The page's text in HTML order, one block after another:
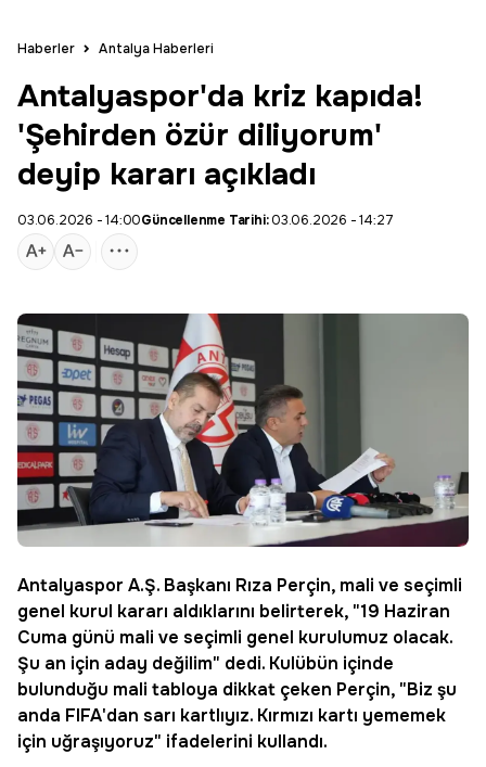
Haberler Antalya Haberleri
Antalyaspor'da kriz kapıda!
'Şehirden özür diliyorum'
deyip kararı açıkladı
03.06.2026 - 14:00Güncellenme Tarihi:03.06.2026 - 14:27
Antalyaspor A.Ş. Başkanı Rıza Perçin, mali ve seçimli
genel kurul kararı aldıklarını belirterek, "19 Haziran
Cuma günü mali ve seçimli genel kurulumuz olacak.
Şu an için aday değilim" dedi. Kulübün içinde
bulunduğu mali tabloya dikkat çeken Perçin, "Biz şu
anda FIFA'dan sarı kartlıyız. Kırmızı kartı yememek
için uğraşıyoruz" ifadelerini kullandı.